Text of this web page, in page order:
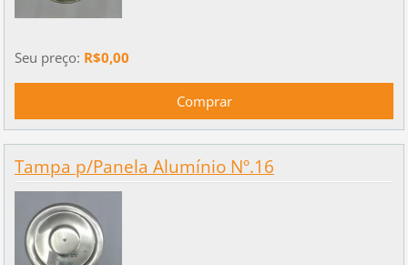
Seu preço: R$0,00
Tampa p/Panela Alumínio Nº.16